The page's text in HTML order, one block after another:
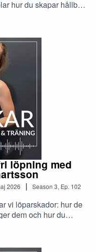
hur du skapar hållbara
samt psykologin
stärka ditt
Länk till artikeln
här.
artiklar/borja-yoga-3-
en-hallbar-
löpning med
2026 | Season 3, Ep. 102
vi löparskador: hur de
dem och hur du
och andra vanliga
fysioterapeuten om
det och hur länge.